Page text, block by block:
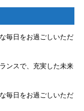
毎日をお過ごしいただ
ンスで、充実した未来
毎日をお過ごしいただ